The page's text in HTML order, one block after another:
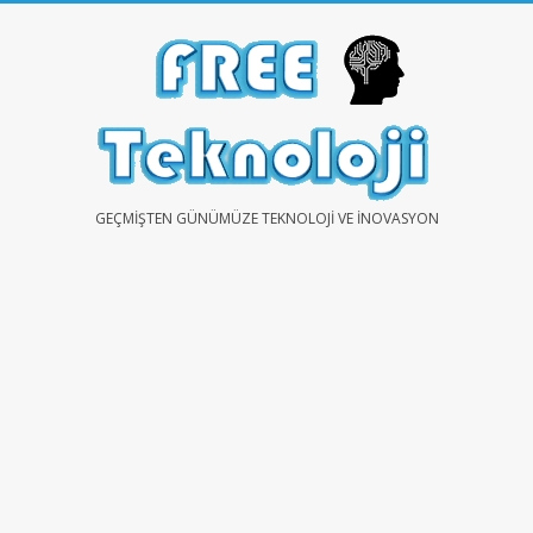
FREEGEÇMIŞTEN GÜNÜMÜZE TEKNOLOJI VE İNOVASYON